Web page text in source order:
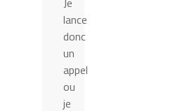
lance
donc
un
appel
ou
je